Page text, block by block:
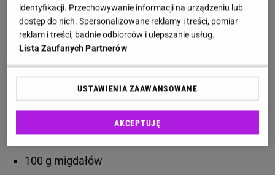
cukier waniliowy
Składniki na masę:
500 g pomarańczy
400 g cukru
100 g migdałów
identyfikacji. Przechowywanie informacji na urządzeniu lub
dostęp do nich. Spersonalizowane reklamy i treści, pomiar
reklam i treści, badnie odbiorców i ulepszanie usług.
Lista Zaufanych Partnerów
USTAWIENIA ZAAWANSOWANE
AKCEPTUJĘ